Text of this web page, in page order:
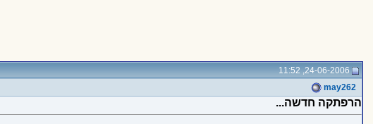
24-06-2006, 11:52
may262
הרפתקה חדשה...